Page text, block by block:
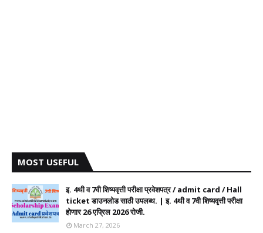
MOST USEFUL
इ. 4थी व 7वी शिष्यवृत्ती परीक्षा प्रवेशपत्र / admit card / Hall
ticket डाउनलोड साठी उपलब्ध. | इ. 4थी व 7वी शिष्यवृत्ती परीक्षा
होणार 26 एप्रिल 2026 रोजी.
March 27, 2026